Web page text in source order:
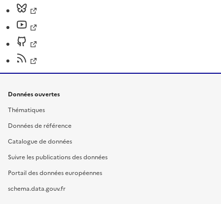
Données ouvertes
Thématiques
Données de référence
Catalogue de données
Suivre les publications des données
Portail des données européennes
schema.data.gouv.fr